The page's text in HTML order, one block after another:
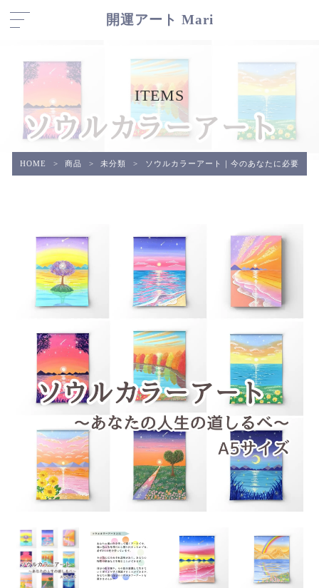
開運アート Mari
ITEMS
HOME > 商品 > 未分類 > ソウルカラーアート｜今のあなたに必要な